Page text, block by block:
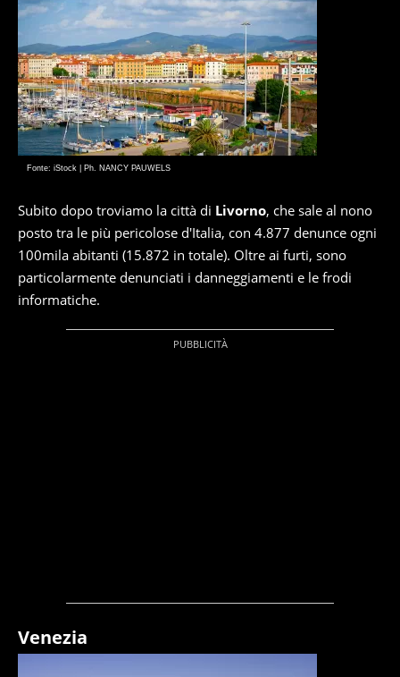
Fonte: iStock | Ph. NANCY PAUWELS
Subito dopo troviamo la città di Livorno, che sale al nono
posto tra le più pericolose d'Italia, con 4.877 denunce ogni
100mila abitanti (15.872 in totale). Oltre ai furti, sono
particolarmente denunciati i danneggiamenti e le frodi
informatiche.
Venezia